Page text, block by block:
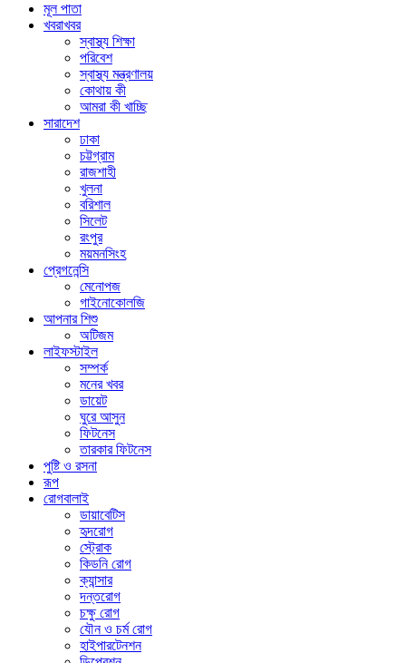
মূল পাতা
খবরাখবর
স্বাস্থ্য শিক্ষা
পরিবেশ
স্বাস্থ্য মন্ত্রণালয়
কোথায় কী
আমরা কী খাচ্ছি
সারাদেশ
ঢাকা
চট্টগ্রাম
রাজশাহী
খুলনা
বরিশাল
সিলেট
রংপুর
ময়মনসিংহ
প্রেগনেন্সি
মেনোপজ
গাইনোকোলজি
আপনার শিশু
অটিজম
লাইফস্টাইল
সম্পর্ক
মনের খবর
ডায়েট
ঘুরে আসুন
ফিটনেস
তারকার ফিটনেস
পুষ্টি ও রসনা
রূপ
রোগবালাই
ডায়াবেটিস
হৃদরোগ
স্ট্রোক
কিডনি রোগ
ক্যান্সার
দন্তরোগ
চক্ষু রোগ
যৌন ও চর্ম রোগ
হাইপারটেনশন